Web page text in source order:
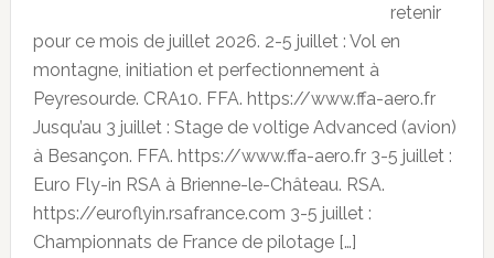
retenir
pour ce mois de juillet 2026. 2-5 juillet : Vol en
montagne, initiation et perfectionnement à
Peyresourde. CRA10. FFA. https://www.ffa-aero.fr
Jusqu’au 3 juillet : Stage de voltige Advanced (avion)
à Besançon. FFA. https://www.ffa-aero.fr 3-5 juillet :
Euro Fly-in RSA à Brienne-le-Château. RSA.
https://euroflyin.rsafrance.com 3-5 juillet :
Championnats de France de pilotage […]